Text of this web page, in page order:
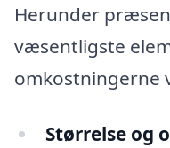
Herunder
væsentligste
omkostningerne
Størrelse og